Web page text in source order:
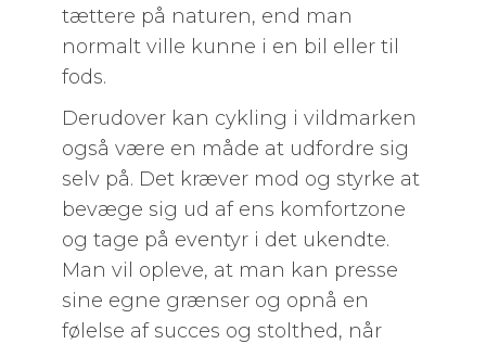
tættere på naturen, end man
normalt ville kunne i en bil eller til
fods.
Derudover kan cykling i vildmarken
også være en måde at udfordre sig
selv på. Det kræver mod og styrke at
bevæge sig ud af ens komfortzone
og tage på eventyr i det ukendte.
Man vil opleve, at man kan presse
sine egne grænser og opnå en
følelse af succes og stolthed, når